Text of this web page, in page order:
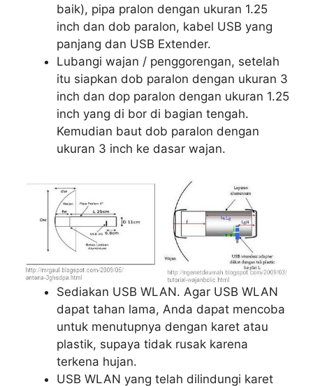
baik), pipa pralon dengan ukuran 1.25
inch dan dob paralon, kabel USB yang
panjang dan USB Extender.
Lubangi wajan / penggorengan, setelah
itu siapkan dob paralon dengan ukuran 3
inch dan dop paralon dengan ukuran 1.25
inch yang di bor di bagian tengah.
Kemudian baut dob paralon dengan
ukuran 3 inch ke dasar wajan.
Sediakan USB WLAN. Agar USB WLAN
dapat tahan lama, Anda dapat mencoba
untuk menutupnya dengan karet atau
plastik, supaya tidak rusak karena
terkena hujan.
USB WLAN yang telah dilindungi karet